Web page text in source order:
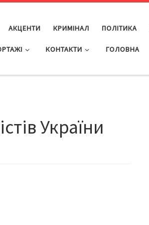
АКЦЕНТИ КРИМІНАЛ ПОЛІТИКА
КОНТАКТИ ГОЛОВНА
України